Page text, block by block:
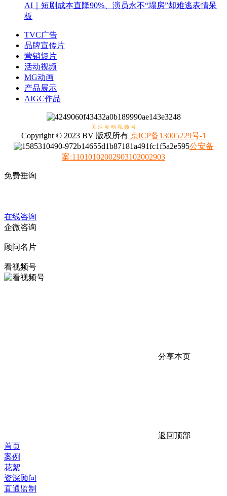
AI｜短剧成本直降90%、演员永不“塌房”却难逃表情呆
板
TVC广告
品牌宣传片
营销短片
活动视频
MG动画
产品展示
AIGC作品
关 注 灵 动 视 频 号
Copyright © 2023 BV 版权所有 京ICP备13005229号-1
公安备
案:11010102002903102002903
免费垂询
在线咨询
企微咨询
顾问名片
看视频号
分享本页
返回顶部
首页
案例
花絮
资深顾问
直通监制